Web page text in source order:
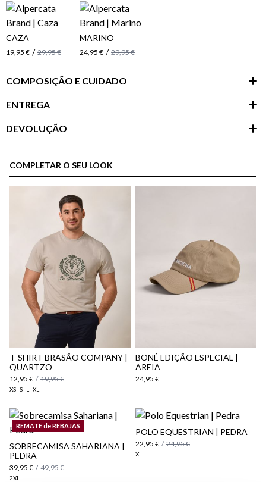
CAZA
19,95 € / 29,95 €
MARINO
24,95 € / 29,95 €
COMPOSIÇÃO E CUIDADO
ENTREGA
de Envio
DEVOLUÇÃO
cliente
COMPLETAR O SEU LOOK
T-SHIRT BRASÃO COMPANY |
QUARTZO
12,95 € / 19,95 €
XS S L XL
BONÉ EDIÇÃO ESPECIAL |
AREIA
24,95 €
REMATE de REBAJAS
SOBRECAMISA SAHARIANA |
PEDRA
39,95 € / 49,95 €
2XL
POLO EQUESTRIAN | PEDRA
22,95 € / 24,95 €
XL